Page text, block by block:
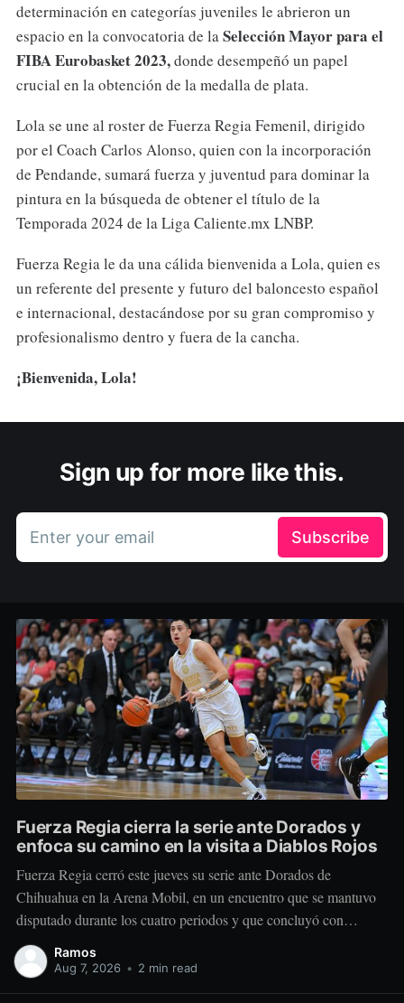
determinación en categorías juveniles le abrieron un
espacio en la convocatoria de laSelección Mayor para el
FIBA Eurobasket 2023,donde desempeñó un papel
crucial en la obtención de la medalla de plata.
Lola se une al roster de Fuerza Regia Femenil, dirigido
por el Coach Carlos Alonso, quien con la incorporación
de Pendande, sumará fuerza y juventud para dominar la
pintura en la búsqueda de obtener el título de la
Temporada 2024 de la Liga Caliente.mx LNBP.
Fuerza Regia le da una cálida bienvenida a Lola, quien es
un referente del presente y futuro del baloncesto español
e internacional, destacándose por su gran compromiso y
profesionalismo dentro y fuera de la cancha.
¡Bienvenida, Lola!
Sign up for more like this.
Enter your email Subscribe
Fuerza Regia cierra la serie ante Dorados y
enfoca su camino en la visita a Diablos Rojos
Fuerza Regia cerró este jueves su serie ante Dorados de
Chihuahua en la Arena Mobil, en un encuentro que se mantuvo
disputado durante los cuatro periodos y que concluyó con
marcador de 86-92 a favor del conjunto visitante. El cuadro
regiomontano se mantuvo cerca desde el comienzo. Dorados
Ramos
Aug 7, 2026 • 2 min read